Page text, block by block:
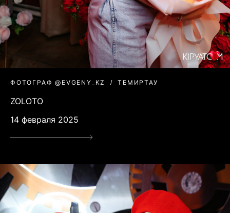
ФОТОГРАФ @EVGENY_KZ ТЕМИРТАУ
ZOLOTO
14 февраля 2025